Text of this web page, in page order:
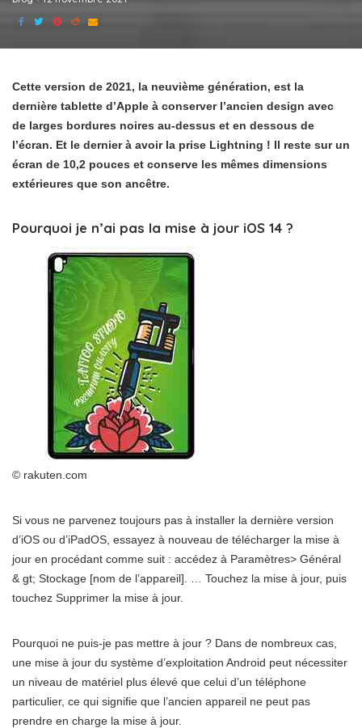
Cette version de 2021, la neuvième génération, est la
dernière tablette d’Apple à conserver l’ancien design avec
de larges bordures noires au-dessus et en dessous de
l’écran. Et le dernier à avoir la prise Lightning ! Il reste sur un
écran de 10,2 pouces et conserve les mêmes dimensions
extérieures que son ancêtre.
Pourquoi je n’ai pas la mise à jour iOS 14 ?
© rakuten.com
Si vous ne parvenez toujours pas à installer la dernière version
d’iOS ou d’iPadOS, essayez à nouveau de télécharger la mise à
jour en procédant comme suit : accédez à Paramètres> Général
& gt; Stockage [nom de l’appareil]. … Touchez la mise à jour, puis
touchez Supprimer la mise à jour.
Pourquoi ne puis-je pas mettre à jour ? Dans de nombreux cas,
une mise à jour du système d’exploitation Android peut nécessiter
un niveau de matériel plus élevé que celui d’un téléphone
particulier, ce qui signifie que l’ancien appareil ne peut pas
prendre en charge la mise à jour.